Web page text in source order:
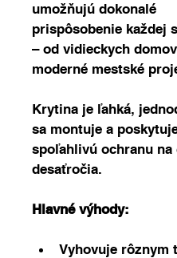
umožňujú dokonalé
prispôsobenie každej
– od vidieckych
moderné mestské
Krytina je ľahká,
sa montuje a
spoľahlivú ochranu na
desaťročia.
Hlavné výhody:
Vyhovuje rôznym